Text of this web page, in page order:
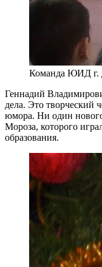
Команда ЮИД г.
Геннадий
дела. Это творческий
юмора. Ни один
Мороза, которого
образования.